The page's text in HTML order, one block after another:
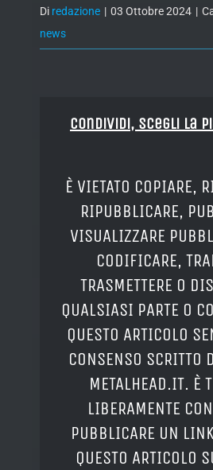
Di redazione | 03 Ottobre 2024 |
news
Condividi, Scegli la
È VIETATO COPIARE,
RIPUBBLICARE,
VISUALIZZARE
CODIFICARE,
TRASMETTERE O
QUALSIASI PARTE O
QUESTO ARTICOLO
CONSENSO SCRITTO
METALHEAD.IT. È
LIBERAMENTE
PUBBLICARE UN
QUESTO ARTICOLO